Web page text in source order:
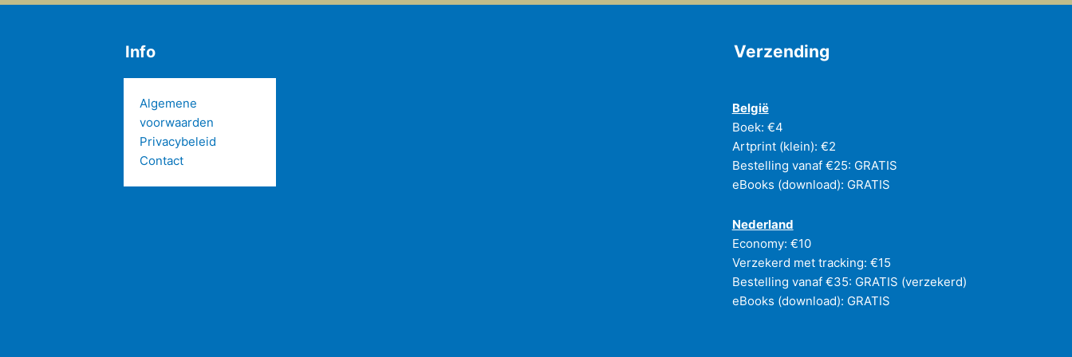
Info
Algemene
voorwaarden
Privacybeleid
Contact
Verzending
België
Boek: €4
Artprint (klein): €2
Bestelling vanaf €25: GRATIS
eBooks (download): GRATIS
Nederland
Economy: €10
Verzekerd met tracking: €15
Bestelling vanaf €35: GRATIS (verzekerd)
eBooks (download): GRATIS